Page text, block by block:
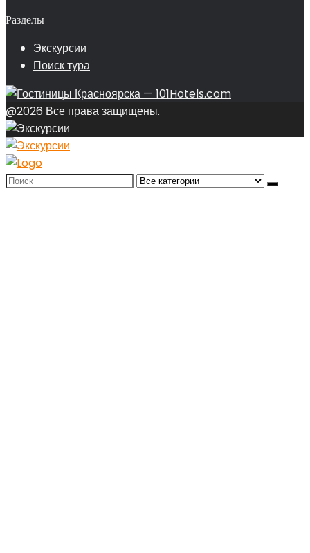
Разделы
Экскурсии
Поиск тура
@2026 Все права защищены.